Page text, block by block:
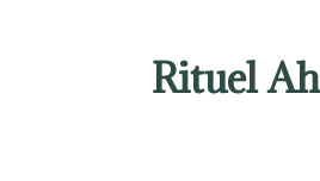
Rituel